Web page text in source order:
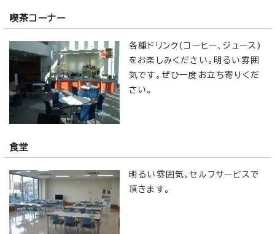
喫茶コーナー
各種ドリンク(コーヒー、ジュース)
をお楽しみください。明るい雰囲
気です。ぜひ一度お立ち寄りくだ
さい。
食堂
明るい雰囲気。セルフサービスで
頂きます。